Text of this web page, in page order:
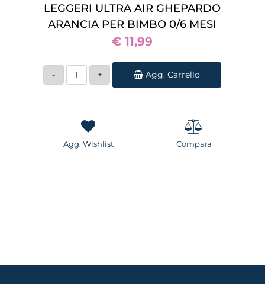
LEGGERI ULTRA AIR GHEPARDO
ARANCIA PER BIMBO 0/6 MESI
€ 11,99
Quantità
Agg. Carrello
Agg. Wishlist Compara